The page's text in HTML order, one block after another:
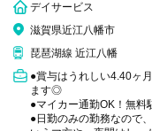
デイサービス
滋賀県近江八幡市
琵琶湖線 近江八幡
●賞与はうれしい4.40ヶ
ます◎
●マイカー通勤OK！無料
●日勤のみの勤務なので